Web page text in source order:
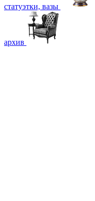
статуэтки, вазы
архив